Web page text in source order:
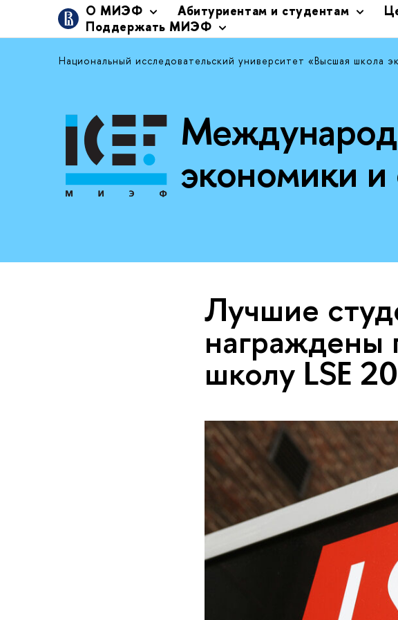
О МИЭФ Абитуриентам и студентам
Поддержать МИЭФ
Национальный исследовательский университет «Высшая школа
экономики
Лучшие
школу LSE